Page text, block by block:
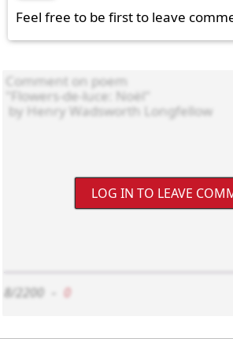
Feel free to be first to leave
LOG IN TO LEAVE
8/2200 0